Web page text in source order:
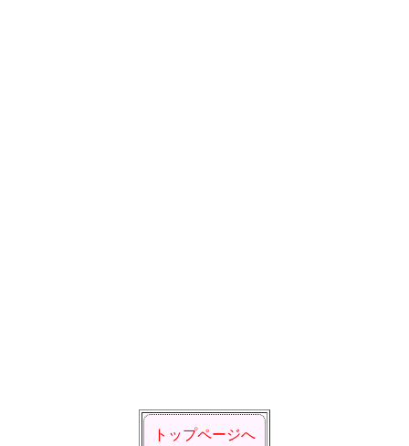
トップページへ